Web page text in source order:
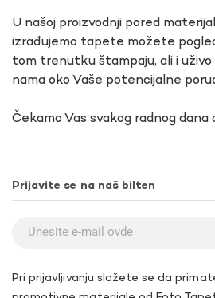
U našoj proizvodnji pored
izrađujemo tapete možete
tom trenutku štampaju, ali i
nama oko Vaše potencijalne
Čekamo Vas svakog radnog dana
Prijavite se na naš bilten
Pri prijavljivanju slažete se da